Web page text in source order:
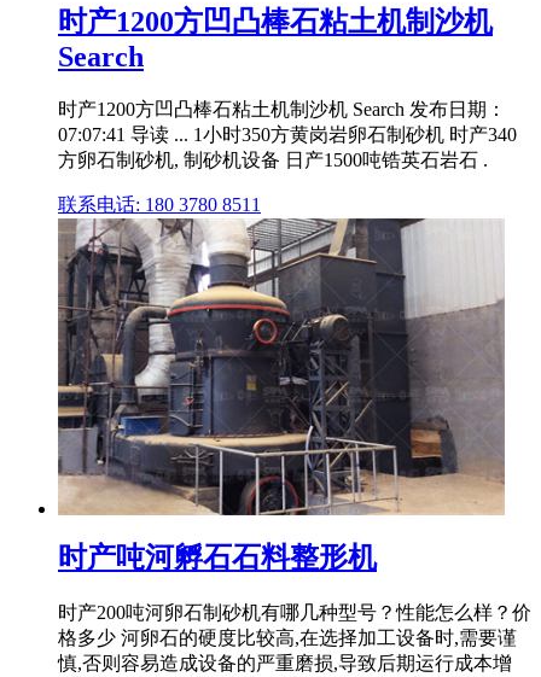
时产1200方凹凸棒石粘土机制沙机
Search
时产1200方凹凸棒石粘土机制沙机 Search 发布日期：
07:07:41 导读 ... 1小时350方黄岗岩卵石制砂机 时产340
方卵石制砂机, 制砂机设备 日产1500吨锆英石岩石 .
联系电话: 180 3780 8511
时产吨河孵石石料整形机
时产200吨河卵石制砂机有哪几种型号？性能怎么样？价
格多少 河卵石的硬度比较高,在选择加工设备时,需要谨
慎,否则容易造成设备的严重磨损,导致后期运行成本增